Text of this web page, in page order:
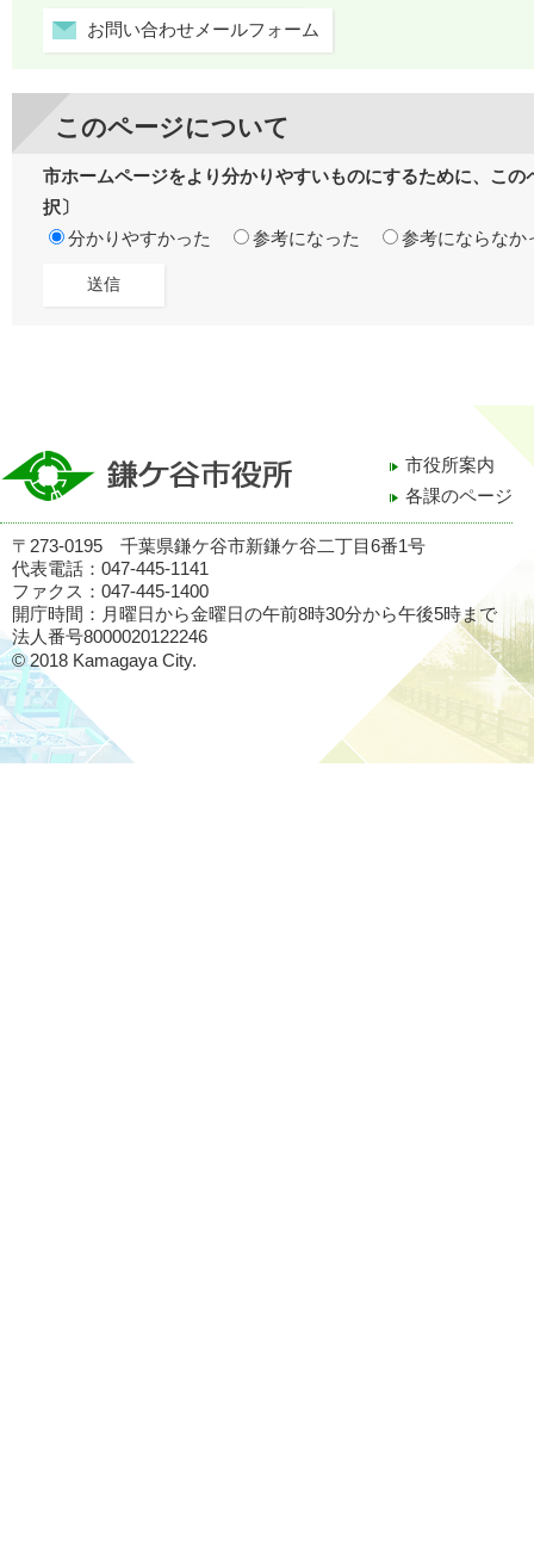
お問い合わせメールフォーム
このページについて
市ホームページをより分かりやすいものにするために、こ
択〕
分かりやすかった
参考になった 参考にならなか
市役所案内
各課のページ
〒273-0195 千葉県鎌ケ谷市新鎌ケ谷二丁目6番1号
代表電話：047-445-1141
ファクス：047-445-1400
開庁時間：月曜日から金曜日の午前8時30分から午後5時まで
法人番号8000020122246
© 2018 Kamagaya City.